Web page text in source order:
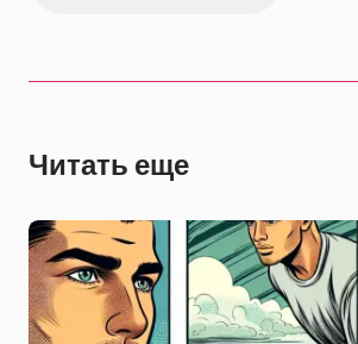
Читать еще